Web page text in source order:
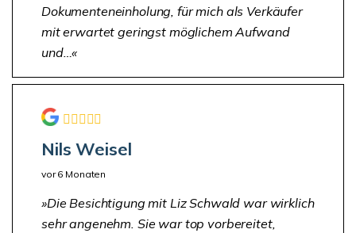
Dokumenteneinholung, für mich als Verkäufer
mit erwartet geringst möglichem Aufwand
und…
Nils Weisel
vor 6 Monaten
Die Besichtigung mit Liz Schwald war wirklich
sehr angenehm. Sie war top vorbereitet,